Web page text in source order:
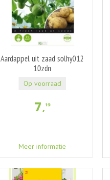
Aardappel uit zaad solhy012
10zdn
7,19
Meer informatie
Op voorraad